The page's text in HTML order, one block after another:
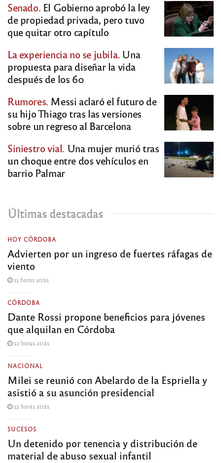
Senado. El Gobierno aprobó la ley
de propiedad privada, pero tuvo
que quitar otro capítulo
La experiencia no se jubila. Una
propuesta para diseñar la vida
después de los 60
Rumores. Messi aclaró el futuro de
su hijo Thiago tras las versiones
sobre un regreso al Barcelona
Siniestro vial. Una mujer murió tras
un choque entre dos vehículos en
barrio Palmar
Últimas destacadas
HOY CÓRDOBA
Advierten por un ingreso de fuertes ráfagas de
viento
11 horas atrás
CÓRDOBA
Dante Rossi propone beneficios para jóvenes
que alquilan en Córdoba
12 horas atrás
NACIONAL
Milei se reunió con Abelardo de la Espriella y
asistió a su asunción presidencial
12 horas atrás
SUCESOS
Un detenido por tenencia y distribución de
material de abuso sexual infantil